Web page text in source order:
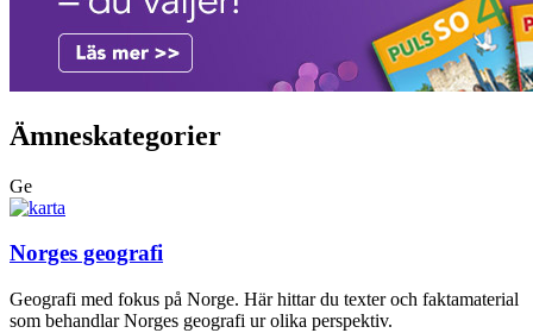
Ämneskategorier
Ge
Norges geografi
Geografi med fokus på Norge. Här hittar du texter och faktamaterial
som behandlar Norges geografi ur olika perspektiv.